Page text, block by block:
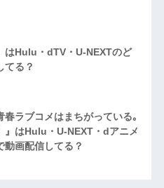
はHulu・dTV・U-NEXTのど
てる？
春ラブコメはまちがっている｡
』はHulu・U-NEXT・dアニメ
動画配信してる？